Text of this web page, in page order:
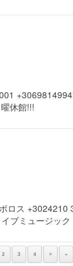
休館!!!
ロス +3024210
ブミュージック
2 3 4 > »